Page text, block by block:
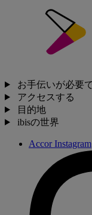
お手伝いが必要
アクセスする
目的地
ibisの世界
Accor Instagram